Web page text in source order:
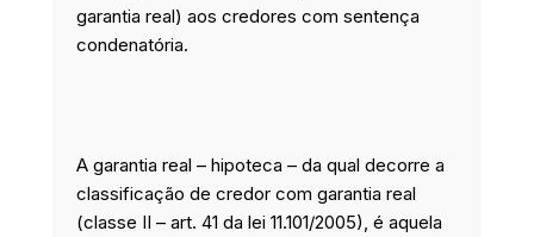
garantia real) aos credores com sentença
condenatória.
A garantia real – hipoteca – da qual decorre a
classificação de credor com garantia real
(classe II – art. 41 da lei 11.101/2005), é aquela